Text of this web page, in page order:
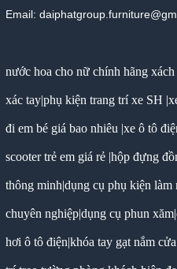
Email:
nước hoa cho nữ chính hãng xách
xác tay|phụ kiện trang trí xe SH |
đi em bé giá bao nhiêu |xe ô tô
scooter trẻ em giá rẻ|hộp đựng
thông minh|dụng cụ phụ kiện làm
chuyên nghiệp|dụng cụ phun xăm|
hơi ô tô điện|khóa tay gạt nắm